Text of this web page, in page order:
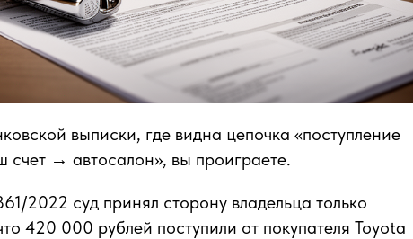
выписки, где видна цепочка «поступление
счет → автосалон», вы проиграете.
2022 суд принял сторону владельца только
420 000 рублей поступили от покупателя Toyota